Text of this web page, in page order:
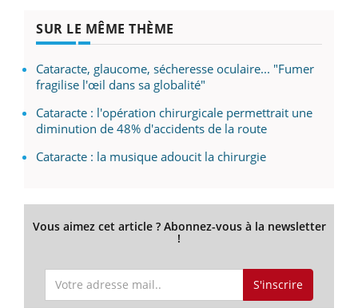
SUR LE MÊME THÈME
Cataracte, glaucome, sécheresse oculaire... "Fumer
fragilise l'œil dans sa globalité"
Cataracte : l'opération chirurgicale permettrait une
diminution de 48% d'accidents de la route
Cataracte : la musique adoucit la chirurgie
Vous aimez cet article ? Abonnez-vous à la newsletter
!
S'inscrire